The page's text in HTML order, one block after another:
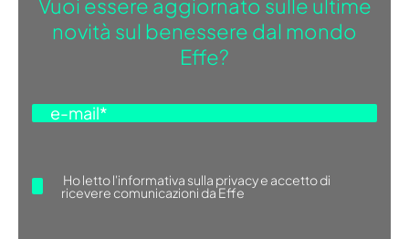
Vuoi essere aggiornato sulle ultime
novità sul benessere dal mondo
Effe?
Ho lettol'informativa sulla privacye accetto di
ricevere comunicazioni da Effe